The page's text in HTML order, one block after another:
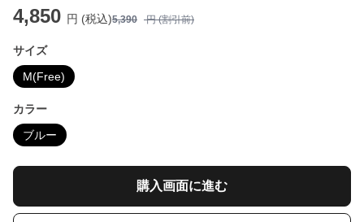
4,850 円 (税込)5,390 円 (割引前)
サイズ
M(Free)
カラー
ブルー
購入画面に進む